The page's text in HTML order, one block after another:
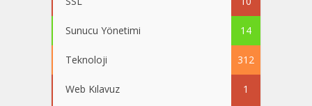
Sunucu Yönetimi 14
Teknoloji 312
Web Kılavuz 1